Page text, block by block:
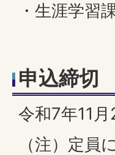
・生涯学習
申込締切
令和7年11月
（注）定員